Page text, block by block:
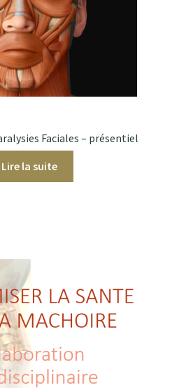
Faciales – présentiel
Lire la suite